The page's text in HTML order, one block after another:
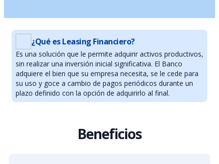
¿Qué es Leasing Financiero?
Es una solución que le permite adquirir activos productivos,
sin realizar una inversión inicial significativa. El Banco
adquiere el bien que su empresa necesita, se le cede para
su uso y goce a cambio de pagos periódicos durante un
plazo definido con la opción de adquirirlo al final.
Beneficios